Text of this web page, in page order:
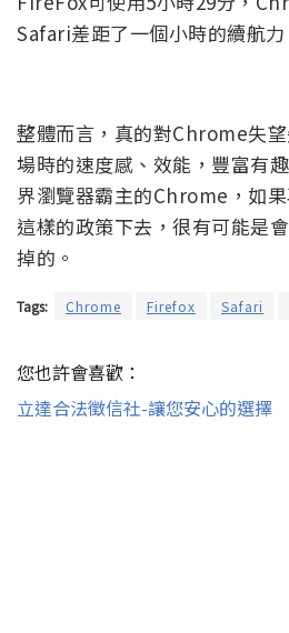
Safari差距了一個小時的續航力
整體而言，真的對Chrome失
場時的速度感、效能，豐富有
界瀏覽器霸主的Chrome，如
這樣的政策下去，很有可能是
掉的。
Tags: Chrome Firefox Safari
您也許會喜歡：
立達合法徵信社-讓您安心的選擇